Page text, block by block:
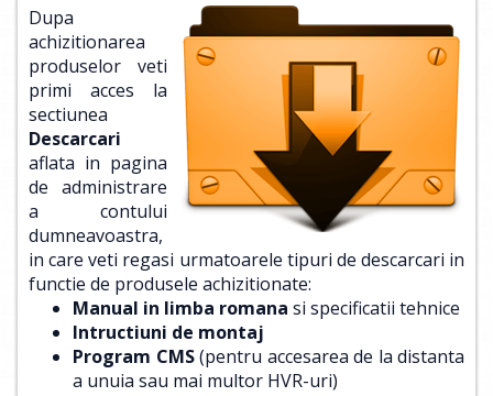
Dupa
achizitionarea
produselor veti
primi acces la
sectiunea
Descarcari
aflata in pagina
de administrare
a contului
dumneavoastra,
in care veti regasi urmatoarele tipuri de descarcari in
functie de produsele achizitionate:
Manual in limba romana si specificatii tehnice
Intructiuni de montaj
Program CMS(pentru accesarea de la distanta
a unuia sau mai multor HVR-uri)